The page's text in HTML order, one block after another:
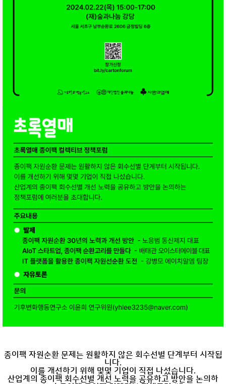
종이팩 자원순환 문제는 원활하지 않은 회수선별 단계부터 시작됩
니다.
이를 개선하기 위해 몇몇 기업이 직접 나섰습니다.
산업계의 종이팩 회수선별 개선 노력을 공유하고 방안을 논의하